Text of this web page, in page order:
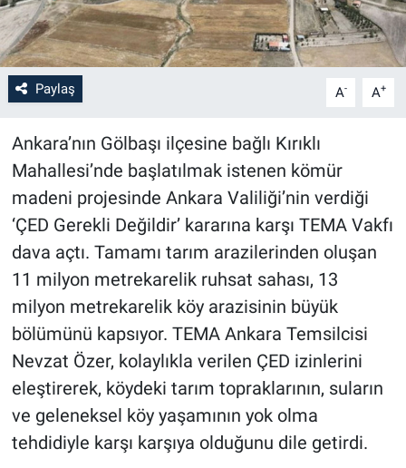
Paylaş A- A+
Ankara’nın Gölbaşı ilçesine bağlı Kırıklı
Mahallesi’nde başlatılmak istenen kömür
madeni projesinde Ankara Valiliği’nin verdiği
‘ÇED Gerekli Değildir’ kararına karşı TEMA Vakfı
dava açtı. Tamamı tarım arazilerinden oluşan
11 milyon metrekarelik ruhsat sahası, 13
milyon metrekarelik köy arazisinin büyük
bölümünü kapsıyor. TEMA Ankara Temsilcisi
Nevzat Özer, kolaylıkla verilen ÇED izinlerini
eleştirerek, köydeki tarım topraklarının, suların
ve geleneksel köy yaşamının yok olma
tehdidiyle karşı karşıya olduğunu dile getirdi.